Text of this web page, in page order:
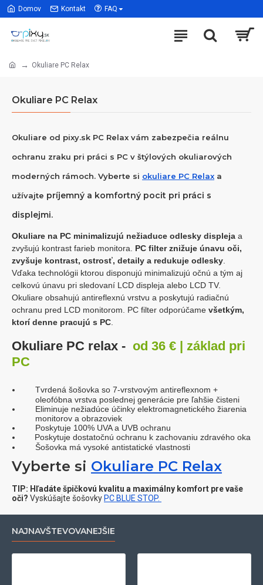
Domov Kontakt FAQ
Okuliare PC Relax
Okuliare PC Relax
Okuliare od pixy.sk PC Relax vám zabezpečia reálnu
ochranu zraku pri práci s PC v štýlových okuliarových
moderných rámoch. Vyberte si okuliare PC Relax a
užívajte príjemný a komfortný pocit pri práci s
displejmi.
Okuliare na PC minimalizujú nežiaduce odlesky displeja a
zvyšujú kontrast farieb monitora. PC filter znižuje únavu oči,
zvyšuje kontrast, ostrosť, detaily a redukuje odlesky
Vďaka technológii ktorou disponujú minimalizujú očnú a tým aj
celkovú únavu pri sledovaní LCD displeja alebo LCD TV.
Okuliare obsahujú antireflexnú vrstvu a poskytujú radiačnú
ochranu pred LCD monitorom. PC filter odporúčame všetkým,
ktorí denne pracujú s PC
Okuliare PC relax - od 36 € | základ pri
PC
Tvrdená šošovka so 7-vrstvovým antireflexnom +
oleofóbna vrstva poslednej generácie pre ľahšie čisteni
Eliminuje nežiadúce účinky elektromagnetického žiarenia
monitorov a obrazoviek
Poskytuje 100% UVA a UVB ochranu
Poskytuje dostatočnú ochranu k zachovaniu zdravého oka
Šošovka má vysoké antistatické vlastnosti
Vyberte si Okuliare PC Relax
TIP: Hľadáte špičkovú kvalitu a maximálny komfort pre vaše
oči? Vyskúšajte šošovky PC BLUE STOP.
NAJNAVŠTEVOVANEJŠIE